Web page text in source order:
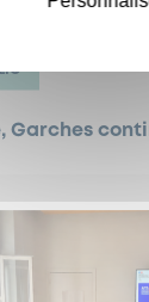
Garches